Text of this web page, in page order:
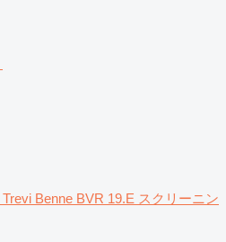
Trevi Benne BVR 19.E スクリーニン